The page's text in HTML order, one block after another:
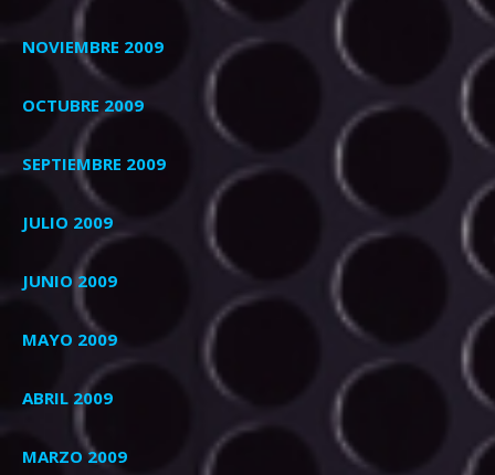
NOVIEMBRE 2009
OCTUBRE 2009
SEPTIEMBRE 2009
JULIO 2009
JUNIO 2009
MAYO 2009
ABRIL 2009
MARZO 2009